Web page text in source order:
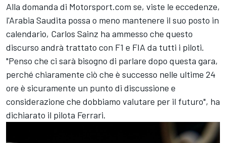
Alla domanda di Motorsport.com se, viste le eccedenze,
l'Arabia Saudita possa o meno mantenere il suo posto in
calendario, Carlos Sainz ha ammesso che questo
discurso andrà trattato con F1 e FIA da tutti i piloti.
"Penso che ci sarà bisogno di parlare dopo questa gara,
perché chiaramente ciò che è successo nelle ultime 24
ore è sicuramente un punto di discussione e
considerazione che dobbiamo valutare per il futuro", ha
dichiarato il pilota Ferrari.